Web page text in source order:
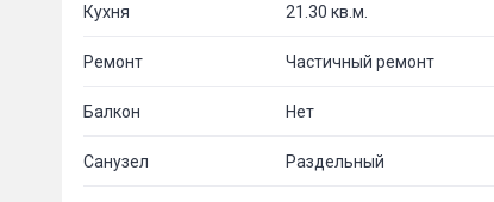
Кухня 21.30 кв.м.
Ремонт Частичный ремонт
Балкон Нет
Санузел Раздельный